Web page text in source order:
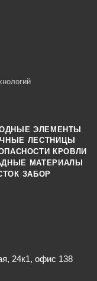
24к1, офис 138
ЭЛЕМЕНТЫ
ЛЕСТНИЦЫ
КРОВЛИ
МАТЕРИАЛЫ
·ЗАБОР